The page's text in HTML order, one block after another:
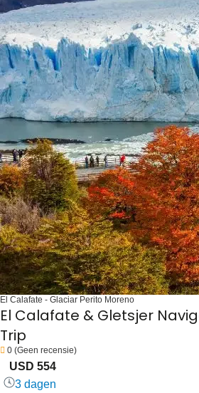
El Calafate - Glaciar Perito Moreno
El Calafate & Gletsjer
Trip
0 (Geen recensie)
USD 554
3 dagen